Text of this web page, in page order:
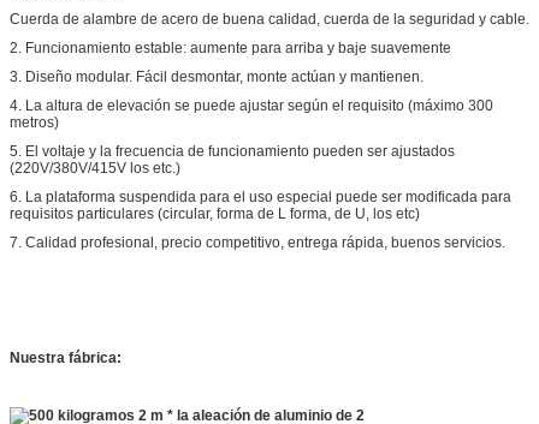
Cuerda de alambre de acero de buena calidad, cuerda de la seguridad y cable.
2. Funcionamiento estable: aumente para arriba y baje suavemente
3. Diseño modular. Fácil desmontar, monte actúan y mantienen.
4. La altura de elevación se puede ajustar según el requisito (máximo 300
metros)
5. El voltaje y la frecuencia de funcionamiento pueden ser ajustados
(220V/380V/415V los etc.)
6. La plataforma suspendida para el uso especial puede ser modificada para
requisitos particulares (circular, forma de L forma, de U, los etc)
7. Calidad profesional, precio competitivo, entrega rápida, buenos servicios.
Nuestra fábrica: